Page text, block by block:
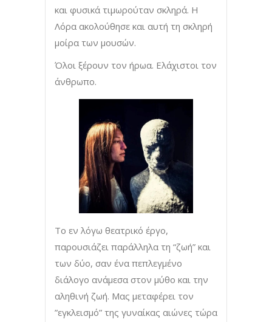
και φυσικά τιμωρούταν σκληρά. Η
Λόρα ακολούθησε και αυτή τη σκληρή
μοίρα των μουσών.
Όλοι ξέρουν τον ήρωα. Ελάχιστοι τον
άνθρωπο.
Το εν λόγω θεατρικό έργο,
παρουσιάζει παράλληλα τη “ζωή” και
των δύο, σαν ένα πεπλεγμένο
διάλογο ανάμεσα στον μύθο και την
αληθινή ζωή. Μας μεταφέρει τον
”εγκλεισμό” της γυναίκας αιώνες τώρα